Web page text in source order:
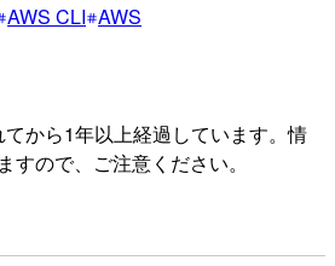
AWS CLI AWS
から1年以上経過しています。情
ので、ご注意ください。